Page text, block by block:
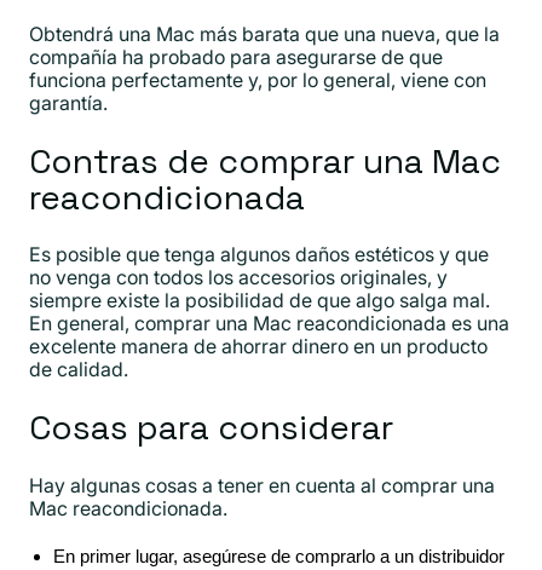
Obtendrá una Mac más barata que una nueva, que la
compañía ha probado para asegurarse de que
funciona perfectamente y, por lo general, viene con
garantía.
Contras de comprar una Mac
reacondicionada
Es posible que tenga algunos daños estéticos y que
no venga con todos los accesorios originales, y
siempre existe la posibilidad de que algo salga mal.
En general, comprar una Mac reacondicionada es una
excelente manera de ahorrar dinero en un producto
de calidad.
Cosas para considerar
Hay algunas cosas a tener en cuenta al comprar una
Mac reacondicionada.
En primer lugar, asegúrese de comprarlo a un distribuidor